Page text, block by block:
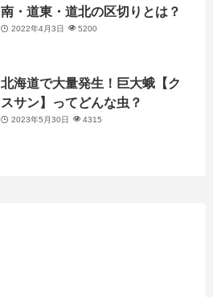
南・道東・道北の区切りとは？
2022年4月3日 5200
北海道で大量発生！巨大蛾【ク
スサン】ってどんな虫？
2023年5月30日 4315